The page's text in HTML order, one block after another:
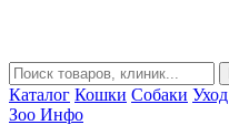
Каталог Кошки Собаки Уход
Зоо Инфо